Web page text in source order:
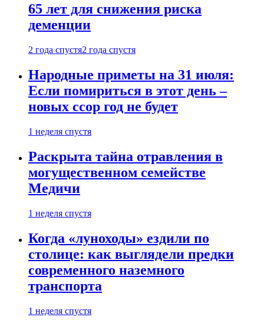
65 лет для снижения риска
деменции
2 года спустя2 года спустя
Народные приметы на 31 июля:
Если помириться в этот день –
новых ссор год не будет
1 неделя спустя
Раскрыта тайна отравления в
могущественном семействе
Медичи
1 неделя спустя
Когда «луноходы» ездили по
столице: как выглядели предки
современного наземного
транспорта
1 неделя спустя